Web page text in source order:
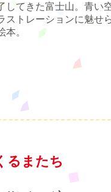
してきた富士山。青い
ストレーションに魅せ
。
るまたち